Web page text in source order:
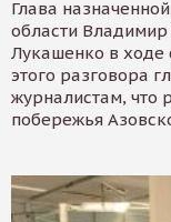
Глава
области
Лукашенко в ходе
этого разговора
журналистам, что
побережья